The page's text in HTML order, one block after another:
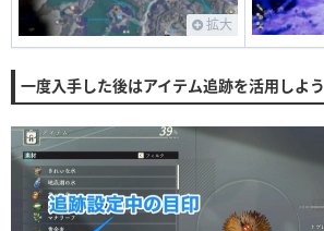
拡大
一度入手した後はアイテム追跡を活用しよう